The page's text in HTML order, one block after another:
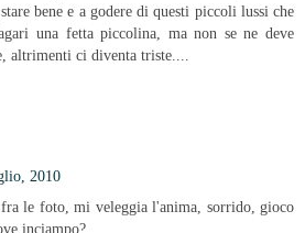
stare bene e a godere di questi piccoli lussi che
una fetta piccolina, ma non se ne deve
altrimenti ci diventa triste....
2010
le foto, mi veleggia l'anima, sorrido, gioco
inciampo?